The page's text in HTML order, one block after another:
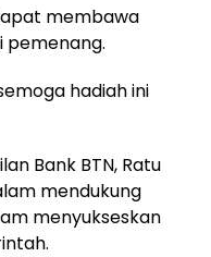
membawa
pemenang.
hadiah ini
Bank BTN, Ratu
mendukung
menyukseskan